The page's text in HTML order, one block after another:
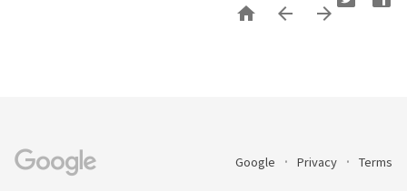
  
Google Privacy Terms